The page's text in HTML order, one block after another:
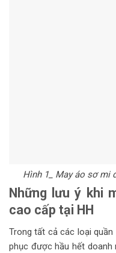
Hình 1_ May áo sơ mi
Những lưu ý khi
cao cấp tại HH
Trong tất cả các loại
phục được hầu hết doanh